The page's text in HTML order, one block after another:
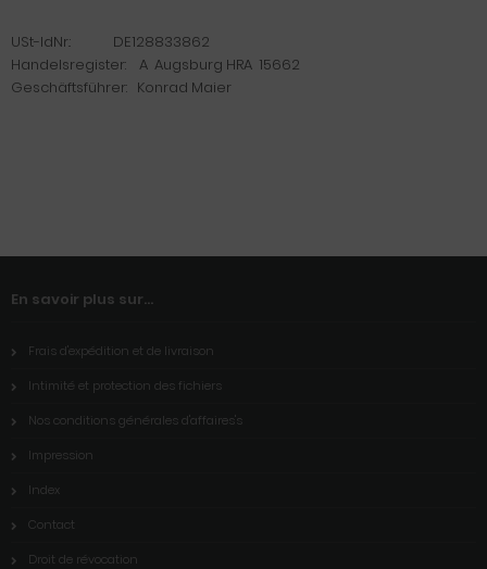
USt-IdNr.: DE128833862
Handelsregister: A Augsburg HRA 15662
Geschäftsführer: Konrad Maier
En savoir plus sur...
Frais d'expédition et de livraison
Intimité et protection des fichiers
Nos conditions générales d'affaires's
Impression
Index
Contact
Droit de révocation